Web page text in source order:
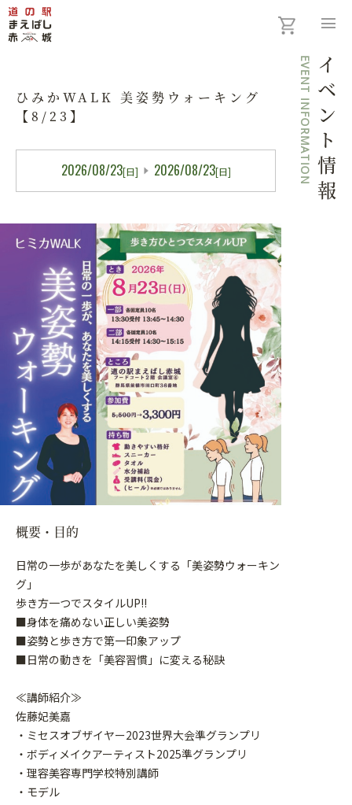
menu
ひみかWALK 美姿勢ウォーキング
【8/23】
2026/08/23[日] 2026/08/23[日]
概要・目的
日常の一歩があなたを美しくする「美姿勢ウォーキン
グ」
歩き方一つでスタイルUP!!
■身体を痛めない正しい美姿勢
■姿勢と歩き方で第一印象アップ
■日常の動きを「美容習慣」に変える秘訣
≪講師紹介≫
佐藤妃美嘉
・ミセスオブザイヤー2023世界大会準グランプリ
・ボディメイクアーティスト2025準グランプリ
・理容美容専門学校特別講師
・モデル
イベント情報
EVENT INFORMATION